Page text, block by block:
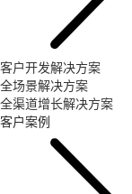
客户开发解决方案
全场景解决方案
全渠道增长解决方案
客户案例